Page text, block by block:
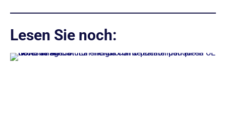
Lesen Sie noch: